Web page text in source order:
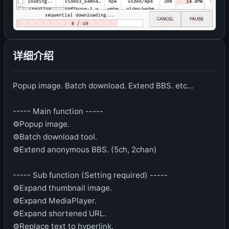
详细介绍
Popup image. Batch download. Extend BBS. etc...
----- Main function -----
⚙️Popup image.
⚙️Batch download tool.
⚙️Extend anonymous BBS. (5ch, 2chan)
----- Sub function (Setting required) -----
⚙️Expand thumbnail image.
⚙️Expand MediaPlayer.
⚙️Expand shortened URL.
⚙️Replace text to hyperlink.